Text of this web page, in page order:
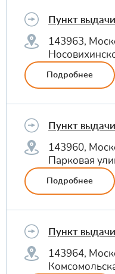
Пункт
143963,
Подробнее
Пункт
143960,
Парковая
Подробнее
Пункт
143964,